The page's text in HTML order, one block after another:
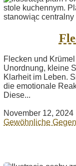
Flecken und
Unordnung, kleine
Klarheit im Leben.
die emotionale
Diese...
November 12, 2024
Gewöhnliche